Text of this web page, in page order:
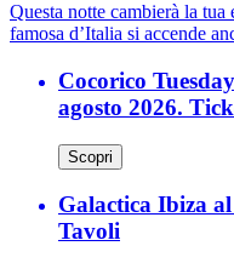
Questa notte cambierà la
famosa d’Italia si accende
Cocorico
agosto 2026.
Scopri
Galactica Ibiza
Tavoli